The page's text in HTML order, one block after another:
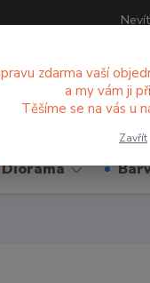
Diorama
zdarma vaší
a my vám ji
Těšíme se na vás u
Zavřít